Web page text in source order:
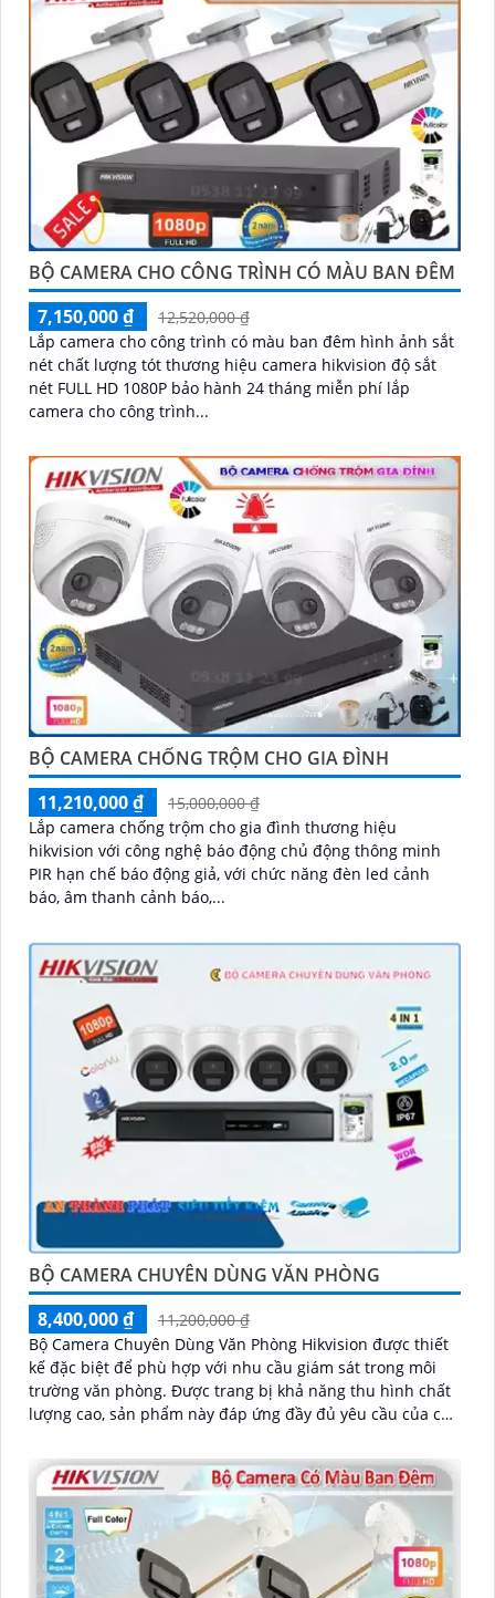
những thương hiệu hàng đầu thế giới về giải pháp an
ninh video. Với các tính năng và công nghệ tiên tiến,
camera Hikvision không chỉchắc chắnchất lượng
hình ảnh sắc nét mà còn đem đến sự tin cậy và an
toàn cho dự án của quý vị.
Nếu quý vị quan tâm đến việc lắp đặt camera Hikvision
giá rẻ và chuyên nghiệp cho dự án của mình, chúng tôi
luôn sẵn lòng hỗ trợ và tư vấn cho quý vị.
BỘ CAMERA CHO CÔNG TRÌNH CÓ MÀU BAN ĐÊM
7,150,000 ₫
12,520,000 ₫
Lắp camera cho công trình có màu ban đêm hình ảnh sắt
nét chất lượng tót thương hiệu camera hikvision độ sắt
nét FULL HD 1080P bảo hành 24 tháng miễn phí lắp
camera cho công trình...
BỘ CAMERA CHỐNG TRỘM CHO GIA ĐÌNH
11,210,000 ₫
15,000,000 ₫
Lắp camera chống trộm cho gia đình thương hiệu
hikvision với công nghệ báo động chủ động thông minh
PIR hạn chế báo động giả, với chức năng đèn led cảnh
báo, âm thanh cảnh báo,...
BỘ CAMERA CHUYÊN DÙNG VĂN PHÒNG
8,400,000 ₫
11,200,000 ₫
Bộ Camera Chuyên Dùng Văn Phòng Hikvision được thiết
kế đặc biệt để phù hợp với nhu cầu giám sát trong môi
trường văn phòng. Được trang bị khả năng thu hình chất
lượng cao, sản phẩm này đáp ứng đầy đủ yêu cầu của các